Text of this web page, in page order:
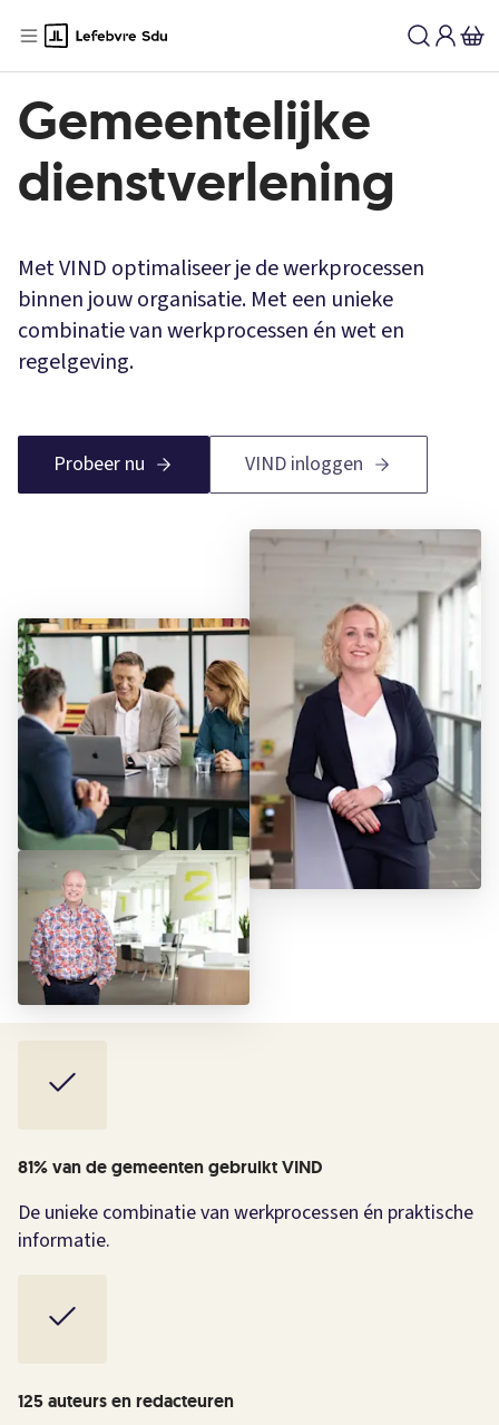
Gemeentelijke
dienstverlening
Met VIND optimaliseer je de werkprocessen
binnen jouw organisatie. Met een unieke
combinatie van werkprocessen én wet en
regelgeving.
Probeer nu VIND inloggen
81% van de gemeenten gebruikt VIND
De unieke combinatie van werkprocessen én praktische
informatie.
125 auteurs en redacteuren